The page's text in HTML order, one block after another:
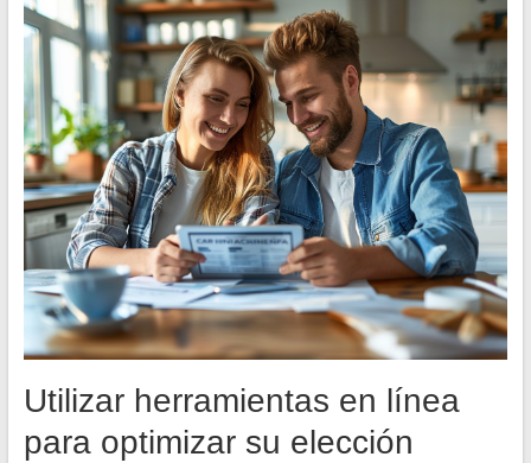
Utilizar herramientas en línea
para optimizar su elección